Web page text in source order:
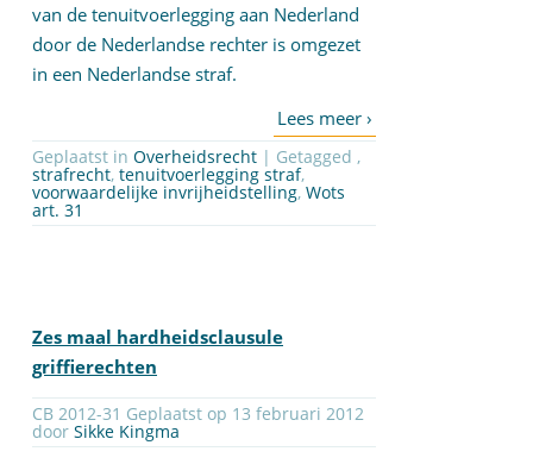
van de tenuitvoerlegging aan Nederland
door de Nederlandse rechter is omgezet
in een Nederlandse straf.
Geplaatst in Overheidsrecht | Getagged ,
strafrecht, tenuitvoerlegging straf,
voorwaardelijke invrijheidstelling, Wots
art. 31
Zes maal hardheidsclausule
griffierechten
CB 2012-31 Geplaatst op 13 februari 2012
door Sikke Kingma